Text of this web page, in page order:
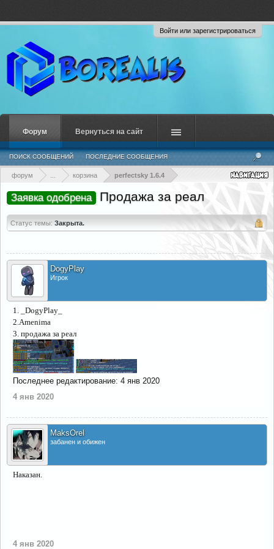
Войти или зарегистрироваться
форум корзина perfectsky 1.6.4
Заявка одобрена Продажа за реал
Статус темы: Закрыта.
DogyPlay
Игрок
1. _DogyPlay_
2.Amenima
3. продажа за реал
Последнее редактирование: 4 янв 2020
4 янв 2020
MaksOrel
забанен и обижен
Наказан.
4 янв 2020
Форум
ПОИСК СООБЩЕНИЙ ПОСЛЕДНИЕ СООБЩЕНИЯ
Вернуться на сайт